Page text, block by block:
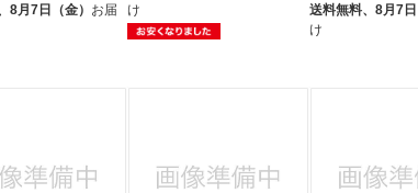
8月7日（金） お届
け
送料無料、8月7日
け